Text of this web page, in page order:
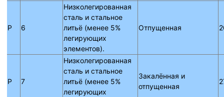
P 6
Низколегированная
сталь и стальное
литьё (менее 5%
легирующих
элементов).
Отпущенная
P 7
Низколегированная
сталь и стальное
литьё (менее 5%
легирующих
Закалённая и
отпущенная